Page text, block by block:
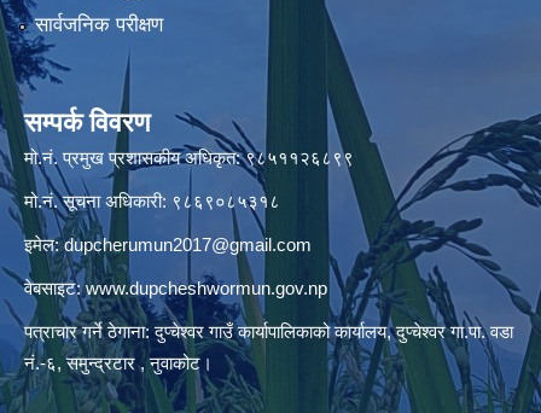
सार्वजनिक परीक्षण
सम्पर्क विवरण
मो.नं. प्रमुख प्रशासकीय अधिकृत: ९८५११२६८९९
मो.नं. सूचना अधिकारी: ९८६९०८५३१८
इमेल:dupcherumun2017@gmail.com
वेबसाइट:www.dupcheshwormun.gov.np
पत्राचार गर्ने ठेगाना: दुप्चेश्वर गाउँ कार्यापालिकाको कार्यालय, दुप्चेश्वर गा.पा. वडा
नं.-६, समुन्द्रटार , नुवाकोट।